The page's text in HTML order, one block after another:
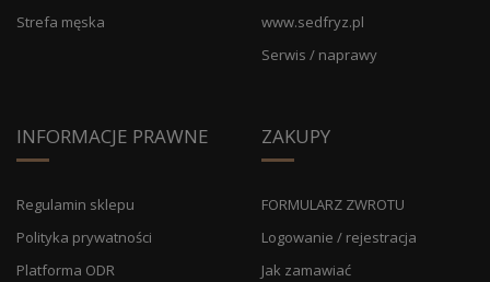
Strefa męska
www.sedfryz.pl
Serwis / naprawy
INFORMACJE PRAWNE
Regulamin sklepu
Polityka prywatności
Platforma ODR
ZAKUPY
FORMULARZ ZWROTU
Logowanie / rejestracja
Jak zamawiać